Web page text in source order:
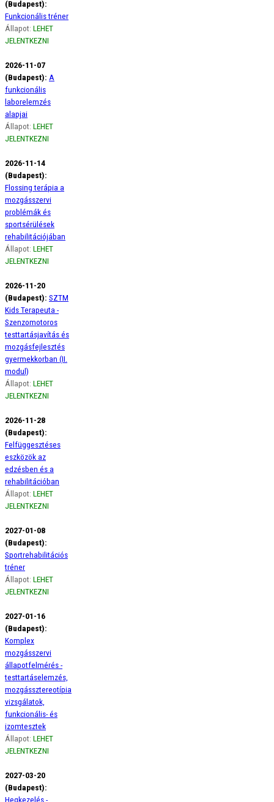
(Budapest):
Funkcionális tréner
Állapot: LEHET
JELENTKEZNI
2026-11-07
(Budapest): A
funkcionális
laborelemzés
alapjai
Állapot: LEHET
JELENTKEZNI
2026-11-14
(Budapest):
Flossing terápia a
mozgásszervi
problémák és
sportsérülések
rehabilitációjában
Állapot: LEHET
JELENTKEZNI
2026-11-20
(Budapest): SZTM
Kids Terapeuta -
Szenzomotoros
testtartásjavítás és
mozgásfejlesztés
gyermekkorban (II.
modul)
Állapot: LEHET
JELENTKEZNI
2026-11-28
(Budapest):
Felfüggesztéses
eszközök az
edzésben és a
rehabilitációban
Állapot: LEHET
JELENTKEZNI
2027-01-08
(Budapest):
Sportrehabilitációs
tréner
Állapot: LEHET
JELENTKEZNI
2027-01-16
(Budapest):
Komplex
mozgásszervi
állapotfelmérés -
testtartáselemzés,
mozgássztereotípia
vizsgálatok,
funkcionális- és
izomtesztek
Állapot: LEHET
JELENTKEZNI
2027-03-20
(Budapest):
Hegkezelés -